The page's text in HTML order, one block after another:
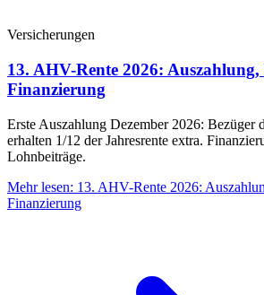
Versicherungen
13. AHV-Rente 2026:
Finanzierung
Erste Auszahlung Dezember 2026: Bezüger
erhalten 1/12 der Jahresrente extra.
Lohnbeiträge.
Mehr lesen: 13. AHV-Rente 2026:
Finanzierung